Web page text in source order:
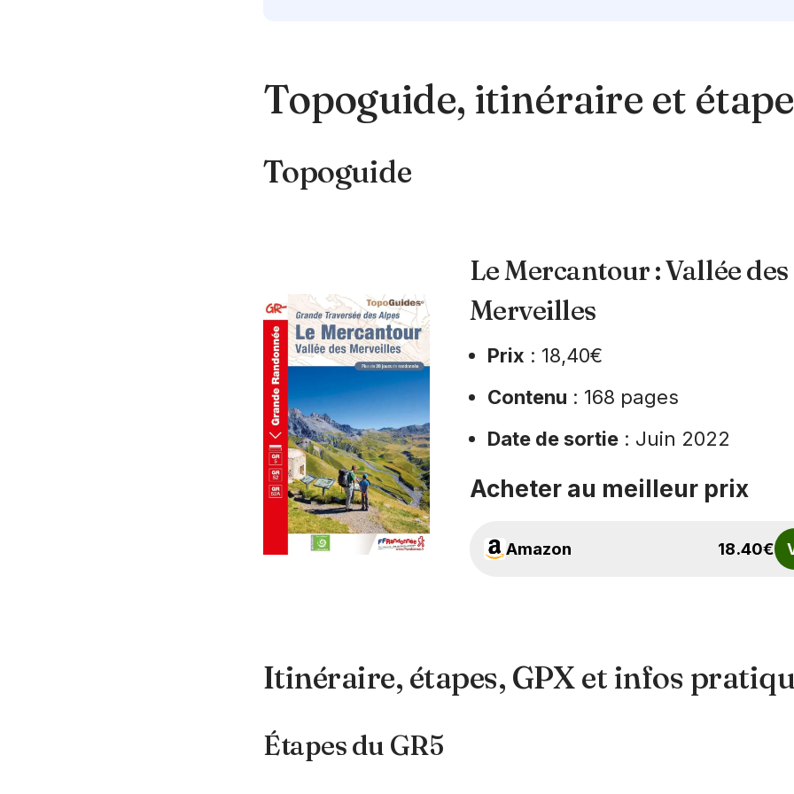
Topoguide, itinéraire et
Topoguide
Le Mercantour : Vallée des
Merveilles
Prix : 18,40€
Contenu : 168 pages
Date de sortie: Juin 2022
Acheter au meilleur prix
Amazon 18.40€
Itinéraire, étapes, GPX et infos
Étapes du GR5